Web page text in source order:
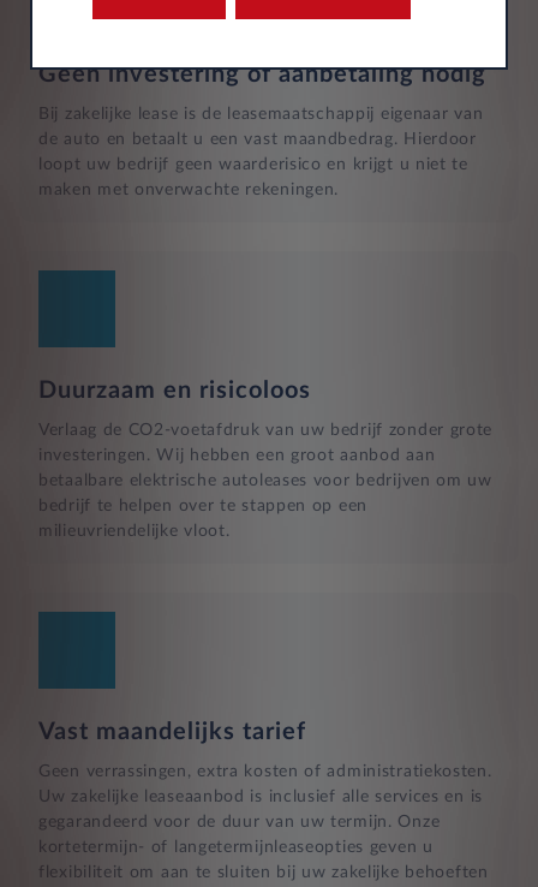
Geen investering of aanbetaling nodig
Bij zakelijke lease is de leasemaatschappij eigenaar van
de auto en betaalt u een vast maandbedrag. Hierdoor
loopt uw bedrijf geen waarderisico en krijgt u niet te
maken met onverwachte rekeningen.
Duurzaam en risicoloos
Verlaag de CO2-voetafdruk van uw bedrijf zonder grote
investeringen. Wij hebben een groot aanbod aan
betaalbare elektrische autoleases voor bedrijven om uw
bedrijf te helpen over te stappen op een
milieuvriendelijke vloot.
Vast maandelijks tarief
Geen verrassingen, extra kosten of administratiekosten.
Uw zakelijke leaseaanbod is inclusief alle services en is
gegarandeerd voor de duur van uw termijn. Onze
kortetermijn- of langetermijnleaseopties geven u
flexibiliteit om aan te sluiten bij uw zakelijke behoeften